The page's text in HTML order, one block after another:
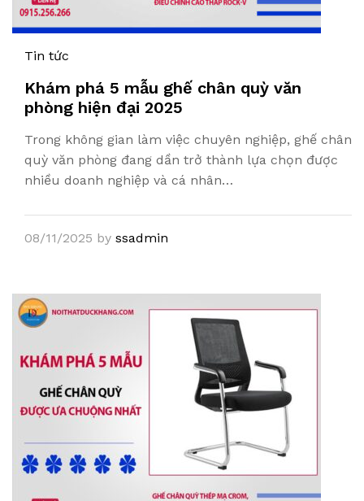
Tin tức
Khám phá 5 mẫu ghế chân quỳ văn
phòng hiện đại 2025
Trong không gian làm việc chuyên nghiệp, ghế chân
quỳ văn phòng đang dần trở thành lựa chọn được
nhiều doanh nghiệp và cá nhân…
08/11/2025 by ssadmin